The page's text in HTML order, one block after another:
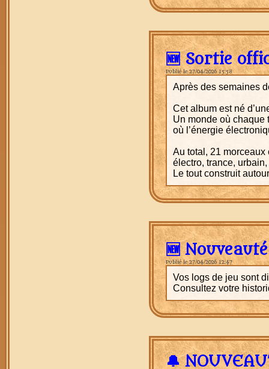
🆕 Sortie
Publié le 27/04/2026 15:58
Après des semaines
Cet album est né
Un monde où
où l’énergie
Au total, 21
électro, trance,
Le tout construit
🆕
Publié le 27/04/2026 12:47
Vos logs de jeu sont
Consultez votre
🔔